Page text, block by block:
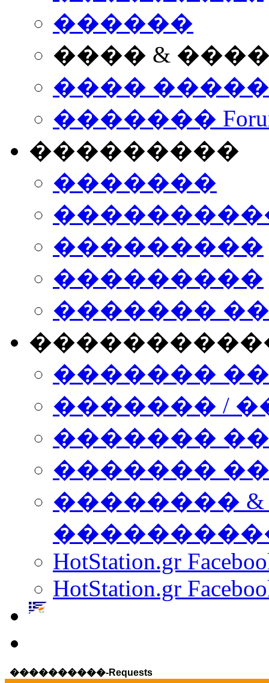
������
���� &
����
�������
���������
�������
���������
���������
�������
�������
������� /
�������
������� ���
��������
HotStation.gr
HotStation.gr
����������-Requests